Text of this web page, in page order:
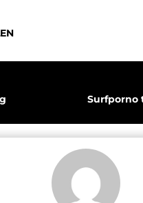
Surfporno